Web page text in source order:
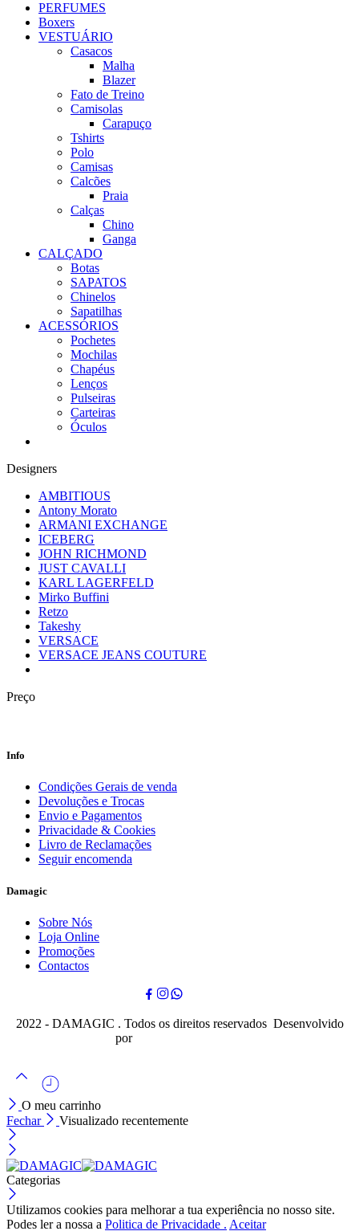
PERFUMES
Boxers
VESTUÁRIO
Casacos
Malha
Blazer
Fato de Treino
Camisolas
Carapuço
Tshirts
Polo
Camisas
Calcões
Praia
Calças
Chino
Ganga
CALÇADO
Botas
SAPATOS
Chinelos
Sapatilhas
ACESSÓRIOS
Pochetes
Mochilas
Chapéus
Lenços
Pulseiras
Carteiras
Óculos
Designers
AMBITIOUS
Antony Morato
ARMANI EXCHANGE
ICEBERG
JOHN RICHMOND
JUST CAVALLI
KARL LAGERFELD
Mirko Buffini
Retzo
Takeshy
VERSACE
VERSACE JEANS COUTURE
Preço
Info
Condições Gerais de venda
Devoluções e Trocas
Envio e Pagamentos
Privacidade & Cookies
Livro de Reclamações
Seguir encomenda
Damagic
Sobre Nós
Loja Online
Promoções
Contactos
2022 - DAMAGIC . Todos os direitos reservados Desenvolvido
por
O meu carrinho
Fechar
Visualizado recentemente
Categorias
Utilizamos cookies para melhorar a tua experiência no nosso site.
Podes ler a nossa a Politica de Privacidade . Aceitar